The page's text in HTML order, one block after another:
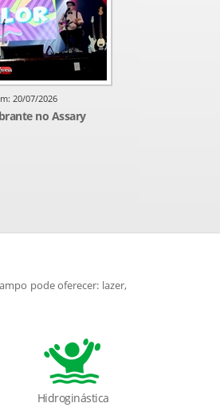
20/07/2026
no Assary
pode oferecer: lazer,
Hidroginástica